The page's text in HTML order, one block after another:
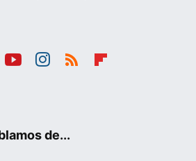
de...